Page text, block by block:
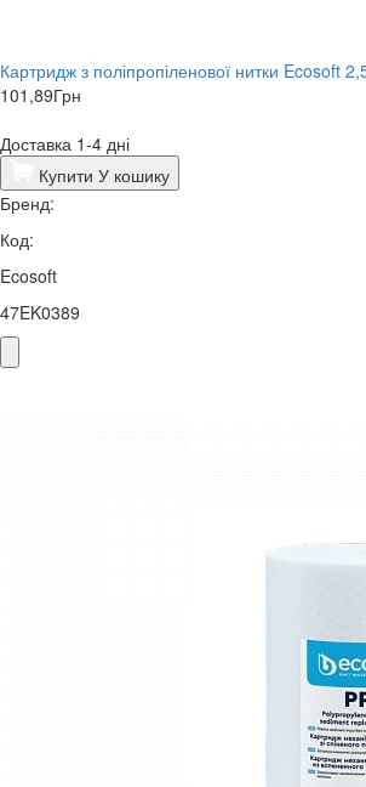
Картридж з поліпропіленової нитки Ecosoft
101,89Грн
Доставка 1-4 дні
Купити У кошику
Бренд:
Код:
Ecosoft
47EK0389